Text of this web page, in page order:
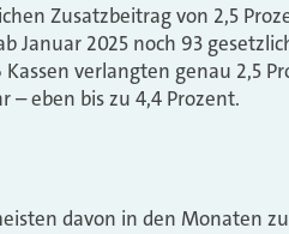
Zusatzbeitrag von 2,5
Januar 2025 noch 93
verlangten genau 2,5
– eben bis zu 4,4 Prozent.
davon in den Monaten